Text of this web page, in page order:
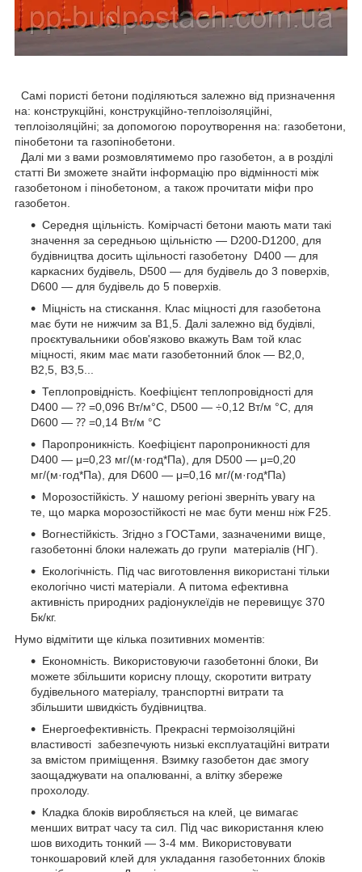
Самі пористі бетони поділяються залежно від призначення
на: конструкційні, конструкційно-теплоізоляційні,
теплоізоляційні; за допомогою пороутворення на: газобетони,
пінобетони та газопінобетони.
Далі ми з вами розмовлятимемо про газобетон, а в розділі
статті Ви зможете знайти інформацію про відмінності між
газобетоном і пінобетоном, а також прочитати міфи про
газобетон.
Середня щільність. Комірчасті бетони мають мати такі
значення за середньою щільністю — D200-D1200, для
будівництва досить щільності газобетону D400 — для
каркасних будівель, D500 — для будівель до 3 поверхів,
D600 — для будівель до 5 поверхів.
Міцність на стискання. Клас міцності для газобетона
має бути не нижчим за В1,5. Далі залежно від будівлі,
проєктувальники обов'язково вкажуть Вам той клас
міцності, яким має мати газобетонний блок — В2,0,
В2,5, В3,5...
Теплопровідність. Коефіцієнт теплопровідності для
D400 ― ⁇ =0,096 Вт/м°С, D500 — ÷0,12 Вт/м °C, для
D600 — ⁇ =0,14 Вт/м °C
Паропроникність. Коефіцієнт паропроникності для
D400 — μ=0,23 мг/(м·год*Па), для D500 — μ=0,20
мг/(м·год*Па), для D600 — μ=0,16 мг/(м·год*Па)
Морозостійкість. У нашому регіоні зверніть увагу на
те, що марка морозостійкості не має бути менш ніж F25.
Вогнестійкість. Згідно з ГОСТами, зазначеними вище,
газобетонні блоки належать до групи матеріалів (НГ).
Екологічність. Під час виготовлення використані тільки
екологічно чисті матеріали. А питома ефективна
активність природних радіонуклеїдів не перевищує 370
Бк/кг.
Нумо відмітити ще кілька позитивних моментів:
Економність. Використовуючи газобетонні блоки, Ви
можете збільшити корисну площу, скоротити витрату
будівельного матеріалу, транспортні витрати та
збільшити швидкість будівництва.
Енергоефективність. Прекрасні термоізоляційні
властивості забезпечують низькі експлуатаційні витрати
за вмістом приміщення. Взимку газобетон дає змогу
заощаджувати на опалюванні, а влітку збереже
прохолоду.
Кладка блоків виробляється на клей, це вимагає
менших витрат часу та сил. Під час використання клею
шов виходить тонкий — 3-4 мм. Використовувати
тонкошаровий клей для укладання газобетонних блоків